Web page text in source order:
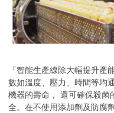
「智能生產線除大幅提升產
數如溫度、壓力、時間等均
機器的壽命， 還可確保殺菌
全。在不使用添加劑及防腐